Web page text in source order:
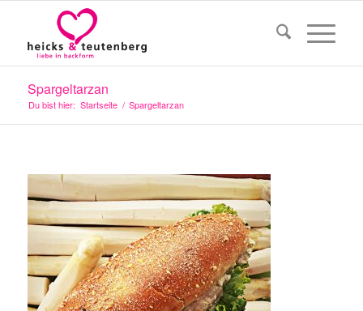
Spargeltarzan
Du bist hier: Startseite / Spargeltarzan